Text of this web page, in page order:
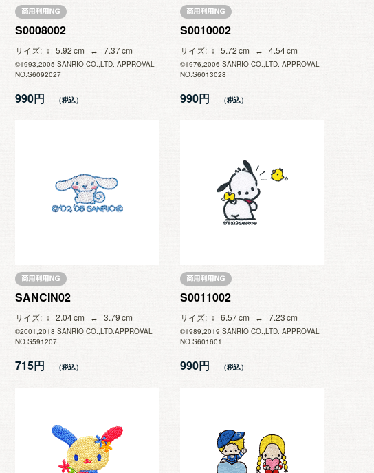
S0008002
サイズ 5.92 7.37
©1993,2005 SANRIO CO.,LTD. APPROVAL
NO.S6092027
990円
S0010002
サイズ 5.72 4.54
©1976,2006 SANRIO CO.,LTD. APPROVAL
NO.S6013028
990円
SANCIN02
サイズ 2.04 3.79
©2001,2018 SANRIO CO.,LTD.APPROVAL
NO.S591207
715円
S0011002
サイズ 6.57 7.23
©1989,2019 SANRIO CO.,LTD. APPROVAL
NO.S601601
990円